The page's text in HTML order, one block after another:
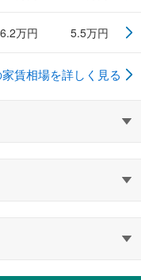
6.2万円 5.5万円
賃相場を詳しく見る